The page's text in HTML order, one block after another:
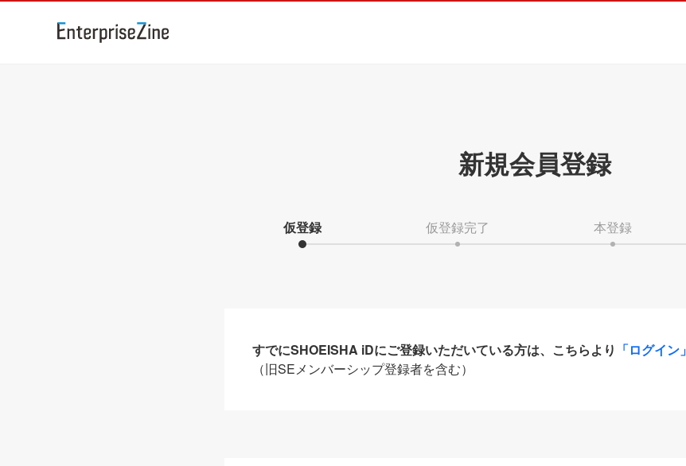
新規会員登録
仮登録 仮登録完了 本登録
すでにSHOEISHA iDにご登録いただいている方は、こちらより 「ログイン」
（旧SEメンバーシップ登録者を含む）